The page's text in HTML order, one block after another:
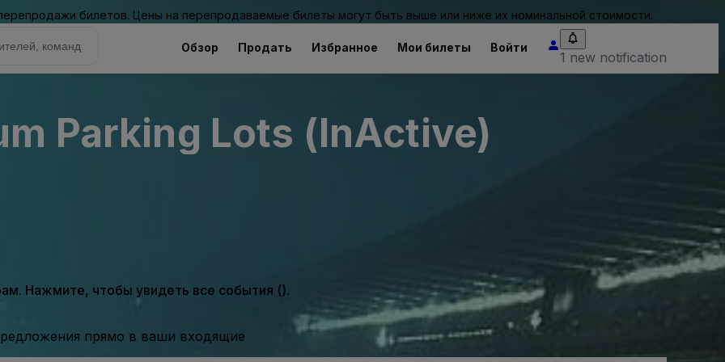
билетов. Цены на перепродаваемые билеты могут быть выше или ниже их номинальной стоимости.
Обзор Продать Избранное Мои билеты Войти
1 new notification
Parking Lots (InActive)
Нажмите, чтобы увидеть все события ().
прямо в ваши входящие